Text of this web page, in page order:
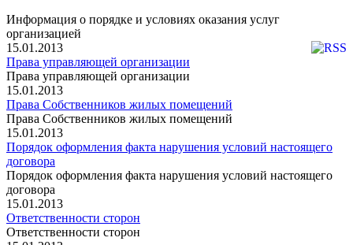
Информация о порядке и условиях оказания услуг
организацией
15.01.2013
Права управляющей организации
Права управляющей организации
15.01.2013
Права Собственников жилых помещений
Права Собственников жилых помещений
15.01.2013
Порядок оформления факта нарушения условий настоящего
договора
Порядок оформления факта нарушения условий настоящего
договора
15.01.2013
Ответственности сторон
Ответственности сторон